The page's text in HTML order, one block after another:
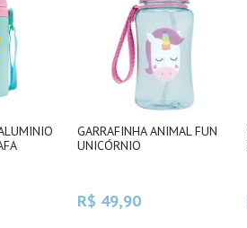
GARRAFINHA ANIMAL FUN
UNICÓRNIO
R$ 49,90